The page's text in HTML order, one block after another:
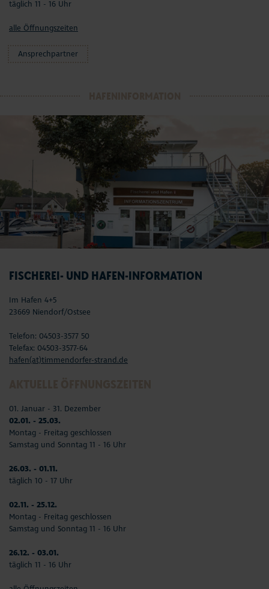
täglich 11 - 16 Uhr
alle Öffnungszeiten
Ansprechpartner
FISCHEREI- UND HAFEN-INFORMATION
Im Hafen 4+5
23669 Niendorf/Ostsee
Telefon: 04503-3577 50
Telefax: 04503-3577-64
hafen(at)timmendorfer-strand.de
01. Januar - 31. Dezember
02.01. - 25.03.
Montag - Freitag geschlossen
Samstag und Sonntag 11 - 16 Uhr
26.03. - 01.11.
täglich 10 - 17 Uhr
02.11. - 25.12.
Montag - Freitag geschlossen
Samstag und Sonntag 11 - 16 Uhr
26.12. - 03.01.
täglich 11 - 16 Uhr